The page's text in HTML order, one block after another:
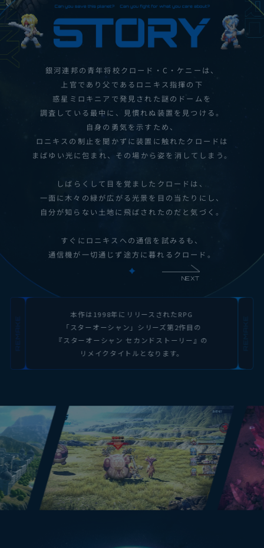
銀河連邦の青年将校クロード・C・ケニーは、
上官であり父であるロニキス指揮の下
惑星ミロキニアで発見された謎のドームを
調査している最中に、見慣れぬ装置を見つける。
自身の勇気を示すため、
ロニキスの制止を聞かずに装置に触れたクロードは
まばゆい光に包まれ、その場から姿を消してしまう。
しばらくして目を覚ましたクロードは、
一面に木々の緑が広がる光景を 目の当たりにし、
自分が知らない土地に飛ばされたのだと気づく。
すぐにロニキスへの通信を試みるも、
通信機が一切通じず途方に暮れるクロード。
NEXT
本作は1998年にリリースされたRPG
「スターオーシャン」シリーズ第2作目の
『スターオーシャン セカンドストーリー』の
リメイクタイトルとなります。